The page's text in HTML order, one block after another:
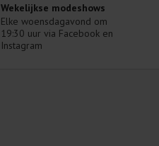
Wekelijkse modeshows
Elke woensdagavond om
19:30 uur via Facebook en
Instagram